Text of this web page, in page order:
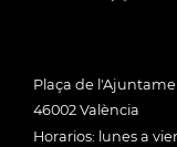
Plaça de
46002 València
Horarios: lunes a